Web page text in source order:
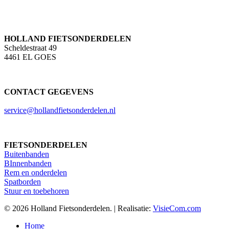
HOLLAND FIETSONDERDELEN
Scheldestraat 49
4461 EL GOES
CONTACT GEGEVENS
service@hollandfietsonderdelen.nl
FIETSONDERDELEN
Buitenbanden
BInnenbanden
Rem en onderdelen
Spatborden
Stuur en toebehoren
© 2026 Holland Fietsonderdelen. | Realisatie: VisieCom.com
Close
Home